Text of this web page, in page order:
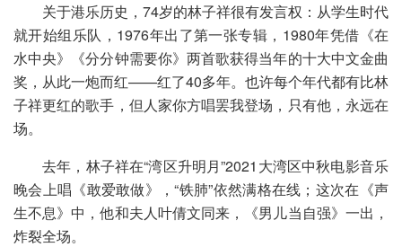
关于港乐历史，74岁的林子祥很有发言权：从学生时代
就开始组乐队，1976年出了第一张专辑，1980年凭借《在
水中央》《分分钟需要你》两首歌获得当年的十大中文金曲
奖，从此一炮而红——红了40多年。也许每个年代都有比林
子祥更红的歌手，但人家你方唱罢我登场，只有他，永远在
场。
去年，林子祥在“湾区升明月”2021大湾区中秋电影音乐
晚会上唱《敢爱敢做》，“铁肺”依然满格在线；这次在《声
生不息》中，他和夫人叶倩文同来，《男儿当自强》一出，
炸裂全场。